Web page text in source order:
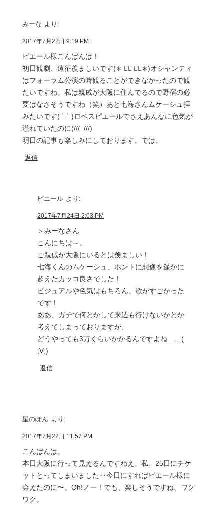
みーな より:
2017年7月22日 9:19 PM
ピエール様こんばんは！
初日観劇、遠征羨ましいです(∗ ❛⃘ ❛⃘∗)オシャンティ
はフォーラム公演の時観ることができなかったので観
たいですね。私は親戚が大阪に住んでるので野宿の必
要はなさそうですね（笑）あと七海さんムケーシュ拝
みたいです( ˙-˙ )ロベスピエールでさえあんなに色気が
溢れていたのに(///_///)
明日の記事も楽しみにしております。では。
返信
ピエール より:
2017年7月24日 2:03 PM
＞みーなさん
こんにちは～。
ご親戚が大阪にいるとは羨ましい！
七海くんのムケーシュ、ホントに想像を遥かに
超えたカッコ良さでした！
ビジュアルや色気はもちろん、歌がすごかった
です！
ああ、ガチで何とかして来週も行けないかとか
考えてしまっておりますが、
どうやっても3万くらいかかるんですよね……(
;∀;)
返信
星のぽん より:
2017年7月22日 11:57 PM
こんばんは。
本日大阪に行って見えるんですねえ。私、25日にチケ
ットとってしまいました‥今日にすればピエール様に
会えたのに〜。Oh!ノー！でも、楽しそうですね、ワク
ワク。